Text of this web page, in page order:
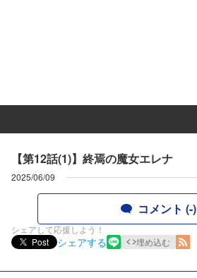
【第12話(1)】終焉の魔女エレナ
2025/06/09
コメント (-)
シェアして応援しよう！
Post
シェアする 埋め込む